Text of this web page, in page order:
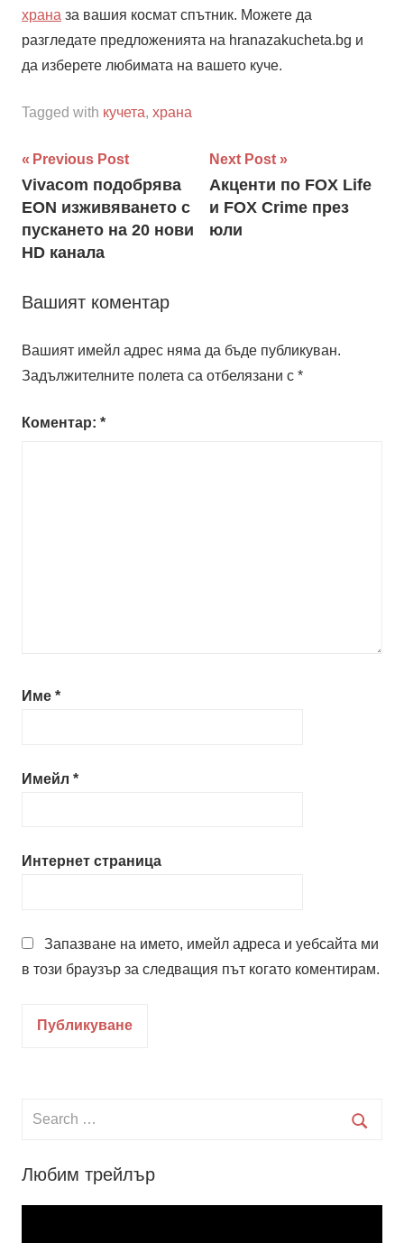
храна за вашия космат спътник. Можете да
разгледате предложенията на hranazakucheta.bg и
да изберете любимата на вашето куче.
Tagged with кучета, храна
Навигация
Previous Post
Vivacom подобрява
EON изживяването с
пускането на 20 нови
HD канала
Next Post
Aкценти по FOX Life
и FOX Crime през
юли
Вашият коментар
Вашият имейл адрес няма да бъде публикуван.
Задължителните полета са отбелязани с *
Коментар: *
Име *
Имейл *
Интернет страница
Запазване на името, имейл адреса и уебсайта ми
в този браузър за следващия път когато коментирам.
Search
Любим трейлър